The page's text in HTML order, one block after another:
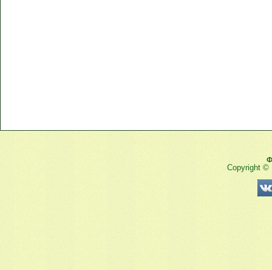
Copyright ©